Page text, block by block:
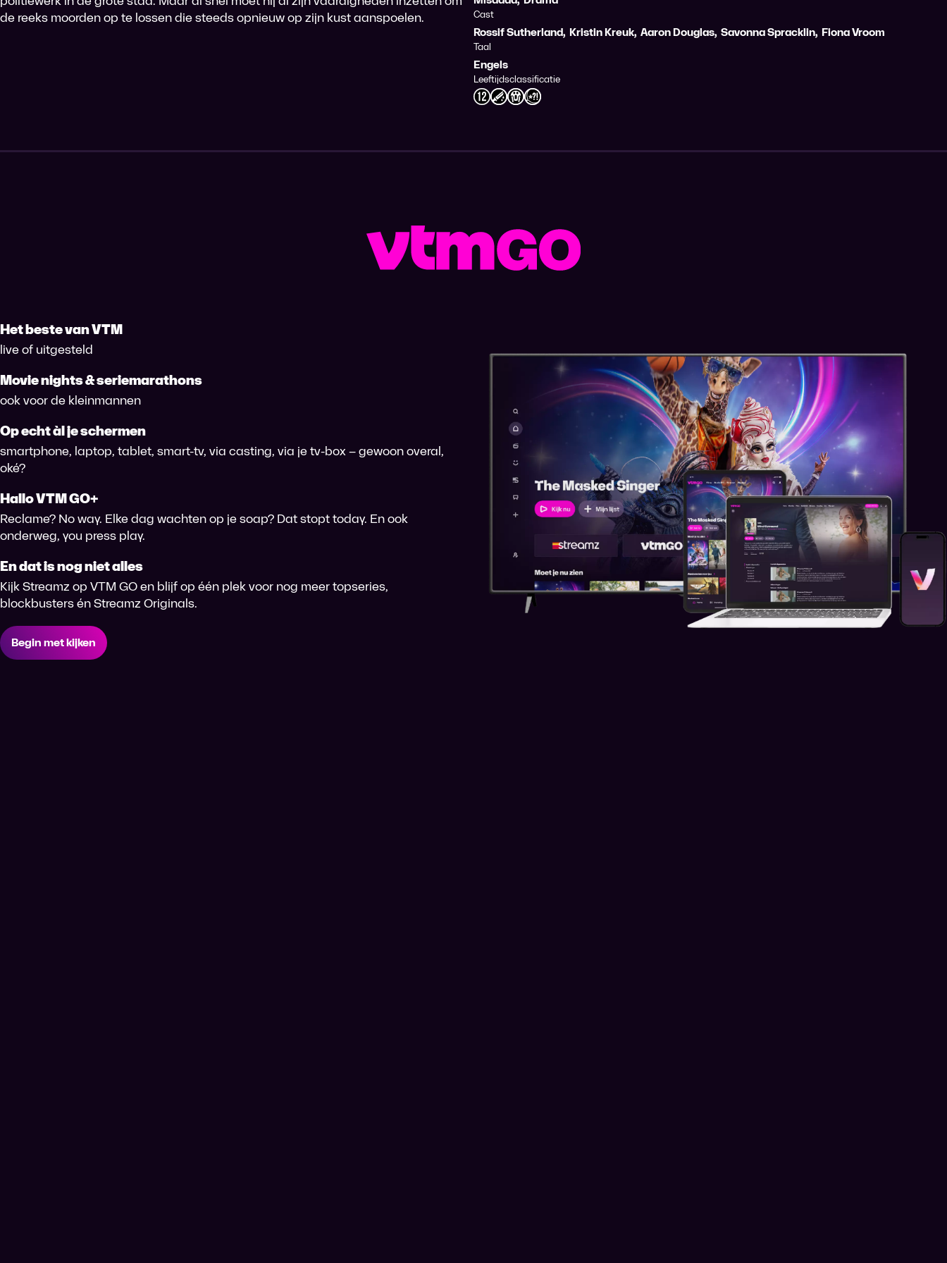
de reeks moorden op te lossen die steeds opnieuw op zijn kust aanspoelen.
Cast
Rossif Sutherland, Kristin Kreuk, Aaron Douglas, Savonna Spracklin, Fiona Vroom
Taal
Engels
Leeftijdsclassificatie
Het beste van VTM
live of uitgesteld
Movie nights & seriemarathons
ook voor de kleinmannen
Op echt àl je schermen
smartphone, laptop, tablet, smart-tv, via casting, via je tv-box – gewoon overal,
oké?
Hallo VTM GO+
Reclame? No way. Elke dag wachten op je soap? Dat stopt today. En ook
onderweg, you press play.
En dat is nog niet alles
Kijk Streamz op VTM GO en blijf op één plek voor nog meer topseries,
blockbusters én Streamz Originals.
Begin met kijken